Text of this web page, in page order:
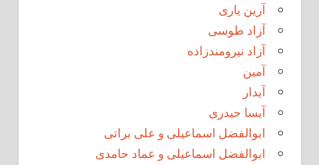
آرین یاری
آزاد طوسی
آزاد نیرومندزاده
آمین
آیدار
آیسا حیدری
ابوالفضل اسماعیلی و علی براتی
ابوالفضل اسماعیلی و عماد حامدی